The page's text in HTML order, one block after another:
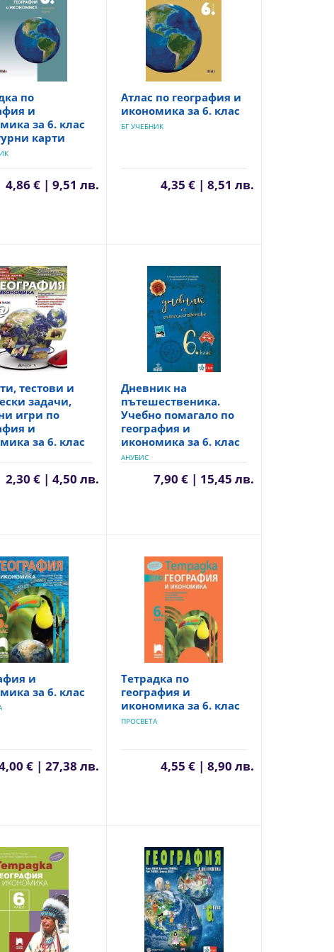
по
и
за 6. клас
карти
4,86 € | 9,51 лв.
Атлас по география и
икономика за 6. клас
БГ УЧЕБНИК
4,35 € | 8,51 лв.
тестови и
задачи,
игри по
и
за 6. клас
2,30 € | 4,50 лв.
Дневник на
пътешественика.
Учебно помагало по
география и
икономика за 6. клас
АНУБИС
7,90 € | 15,45 лв.
и
за 6. клас
€ | 27,38 лв.
Тетрадка по
география и
икономика за 6. клас
ПРОСВЕТА
4,55 € | 8,90 лв.